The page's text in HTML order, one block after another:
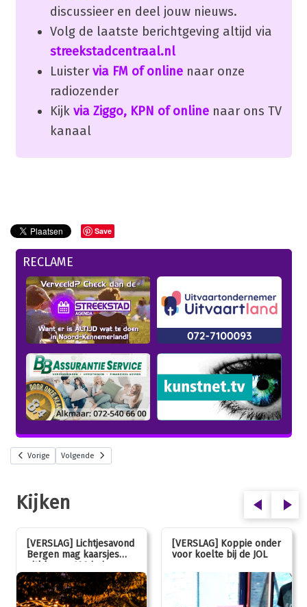
discussieer en deel jouw nieuws.
Volg de laatste berichtgeving altijd via
streekstadcentraal.nl
Luister via FM of onlinenaar onze
radiozender
Kijk via Ziggo, KPN of onlinenaar ons TV
kanaal
Save
RECLAME
Vorige Volgende
Kijken
[VERSLAG] Lichtjesavond
Bergen mag kaarsjes
uitblazen: 100 jarig
jubileum!
[VERSLAG] Koppie onder
voor koelte bij de JOL